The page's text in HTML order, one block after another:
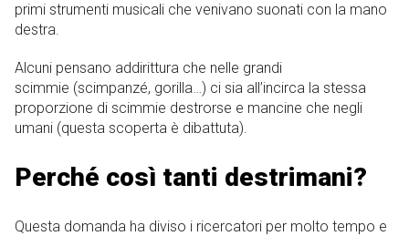
primi strumenti musicali che venivano suonati con la mano
destra.
Alcuni pensano addirittura che nelle grandi
scimmie (scimpanzé, gorilla…) ci sia all’incirca la stessa
proporzione di scimmie destrorse e mancine che negli
umani (questa scoperta è dibattuta).
Perché così tanti destrimani?
Questa domanda ha diviso i ricercatori per molto tempo e